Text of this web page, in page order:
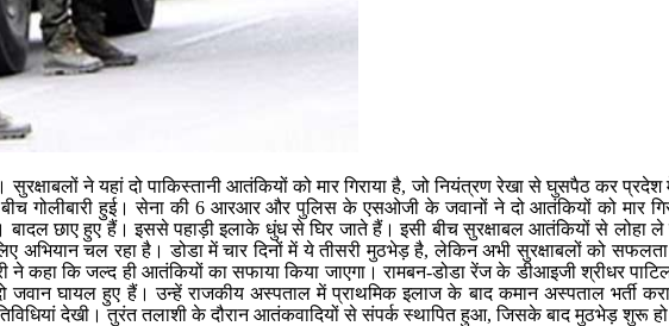
ने यहां दो पाकिस्तानी आतंकियों को मार गिराया है, जो नियंत्रण रेखा से घुसपैठ कर
गोलीबारी हुई। सेना की 6 आरआर और पुलिस के एसओजी के जवानों ने दो आतंकियों को मार
छाए हुए हैं। इससे पहाड़ी इलाके धुंध से घिर जाते हैं। इसी बीच सुरक्षाबल आतंकियों से लोहा
अभियान चल रहा है। डोडा में चार दिनों में ये तीसरी मुठभेड़ है, लेकिन अभी सुरक्षाबलों को
कहा कि जल्द ही आतंकियों का सफाया किया जाएगा। रामबन-डोडा रेंज के डीआइजी श्रीधर
घायल हुए हैं। उन्हें राजकीय अस्पताल में प्राथमिक इलाज के बाद कमान अस्पताल भर्ती
देखी। तुरंत तलाशी के दौरान आतंकवादियों से संपर्क स्थापित हुआ, जिसके बाद मुठभेड़ शुरू